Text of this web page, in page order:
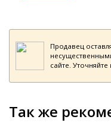
Продавец
сайте.
Так же